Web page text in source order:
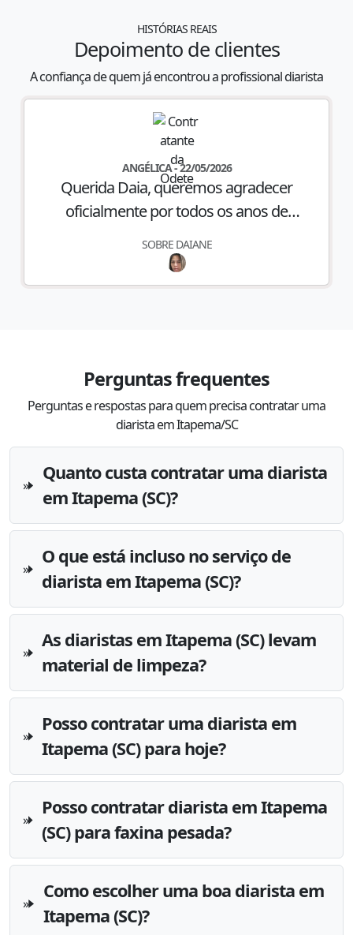
HISTÓRIAS REAIS
Depoimento de clientes
A confiança de quem já encontrou a profissional diarista
ANGÉLICA-22/05/2026
Querida Daia, queremos agradecer
oficialmente por todos os anos de
competente e extremamente caprichosa
em cada detalhe, você cuidou do nosso lar
nossa extrema confiança. Você é parte da
nossa história e temos uma gratidão
eterna por todo o seu cuidado. ❤️
SOBRE DAIANE
Perguntas frequentes
Perguntas e respostas para quem precisa contratar uma
diarista em Itapema/SC
Quanto custa contratar uma diarista
em Itapema (SC)?
O que está incluso no serviço de
diarista em Itapema (SC)?
As diaristas em Itapema (SC) levam
material de limpeza?
Posso contratar uma diarista em
Itapema (SC) para hoje?
Posso contratar diarista em Itapema
(SC) para faxina pesada?
Como escolher uma boa diarista em
Itapema (SC)?